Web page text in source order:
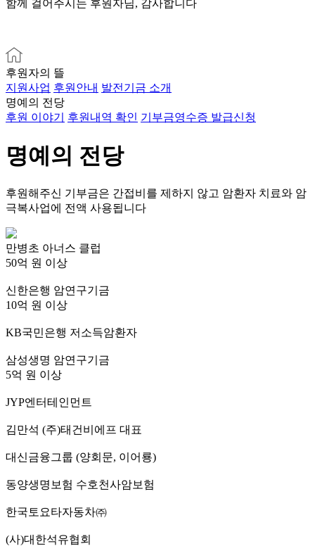
기
함께 걸어주시는 후원자님, 감사합니다
후원자의 뜰
지원사업 후원안내 발전기금 소개
명예의 전당
후원 이야기
후원내역 확인 기부금영수증 발급신청
명예의 전당
후원해주신 기부금은 간접비를 제하지 않고 암환자 치료와 암
극복사업에 전액 사용됩니다
만병초 아너스 클럽
50억 원 이상
신한은행 암연구기금
10억 원 이상
KB국민은행 저소득암환자
삼성생명 암연구기금
5억 원 이상
JYP엔터테인먼트
김만석 (주)태건비에프 대표
대신금융그룹 (양회문, 이어룡)
동양생명보험 수호천사암보험
한국토요타자동차㈜
(사)대한석유협회